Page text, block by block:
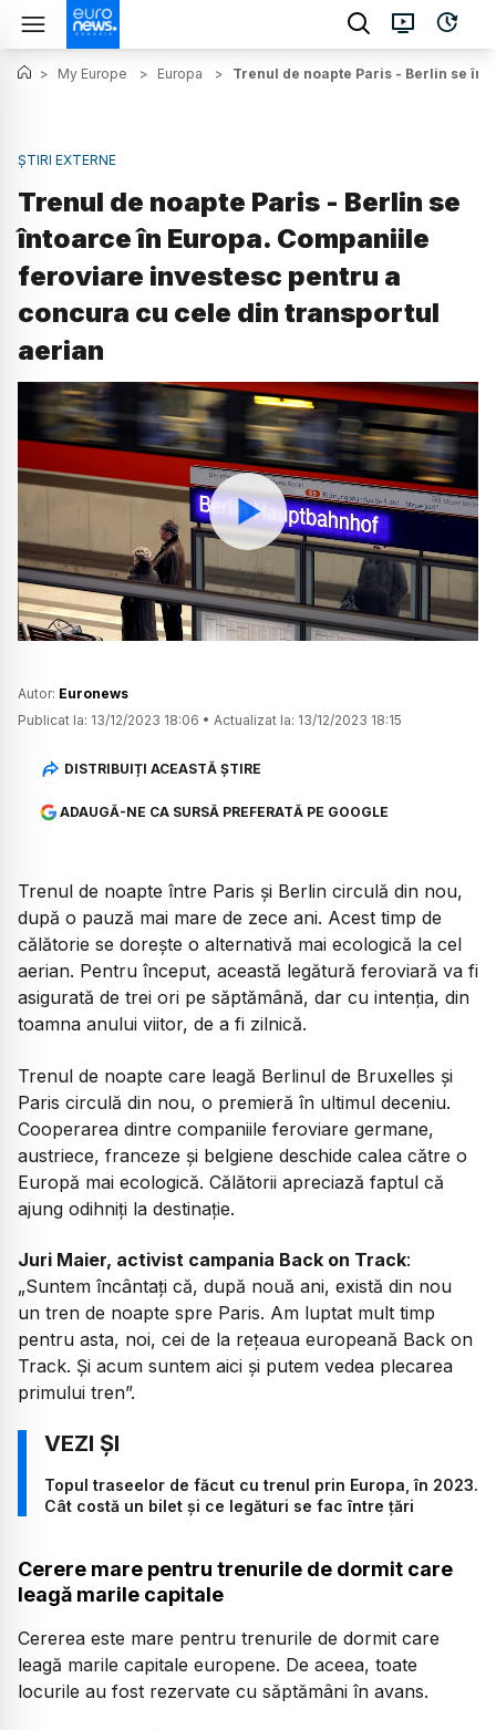
> My Europe > Europa > Trenul de noapte Paris - Berlin se
ȘTIRI EXTERNE
Trenul de noapte Paris - Berlin se
întoarce în Europa. Companiile
feroviare investesc pentru a
concura cu cele din transportul
aerian
Watch
Autor: Euronews
Publicat la: 13/12/2023 18:06 • Actualizat la: 13/12/2023 18:15
DISTRIBUIȚI ACEASTĂ ȘTIRE
ADAUGĂ-NE CA SURSĂ PREFERATĂ PE GOOGLE
Trenul de noapte între Paris și Berlin circulă din nou,
după o pauză mai mare de zece ani. Acest timp de
călătorie se dorește o alternativă mai ecologică la cel
aerian. Pentru început, această legătură feroviară va fi
asigurată de trei ori pe săptămână, dar cu intenția, din
toamna anului viitor, de a fi zilnică.
Trenul de noapte care leagă Berlinul de Bruxelles și
Paris circulă din nou, o premieră în ultimul deceniu.
Cooperarea dintre companiile feroviare germane,
austriece, franceze și belgiene deschide calea către o
Europă mai ecologică. Călătorii apreciază faptul că
ajung odihniți la destinație.
Juri Maier, activist campania Back on Track:
„Suntem încântați că, după nouă ani, există din nou
un tren de noapte spre Paris. Am luptat mult timp
pentru asta, noi, cei de la rețeaua europeană Back on
Track. Și acum suntem aici și putem vedea plecarea
primului tren”.
Topul traseelor de făcut cu trenul prin Europa, în 2023.
Cât costă un bilet și ce legături se fac între țări
Cerere mare pentru trenurile de dormit care
leagă marile capitale
Cererea este mare pentru trenurile de dormit care
leagă marile capitale europene. De aceea, toate
locurile au fost rezervate cu săptămâni în avans.